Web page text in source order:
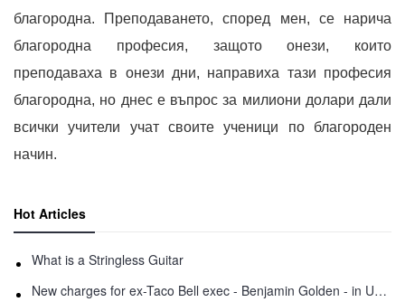
благородна. Преподаването, според мен, се нарича
благородна професия, защото онези, които
преподаваха в онези дни, направиха тази професия
благородна, но днес е въпрос за милиони долари дали
всички учители учат своите ученици по благороден
начин.
Hot Articles
What is a Stringless Guitar
New charges for ex-Taco Bell exec - Benjamin Golden - in Uber fracas